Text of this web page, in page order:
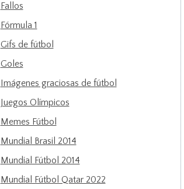
Fallos
Fórmula 1
Gifs de fútbol
Goles
Imágenes graciosas de fútbol
Juegos Olímpicos
Memes Fútbol
Mundial Brasil 2014
Mundial Fútbol 2014
Mundial Fútbol Qatar 2022